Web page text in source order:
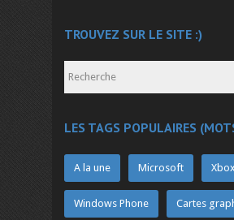
TROUVEZ SUR LE SITE :)
LES TAGS POPULAIRES
A la une Microsoft Xbox
Windows Phone Cartes